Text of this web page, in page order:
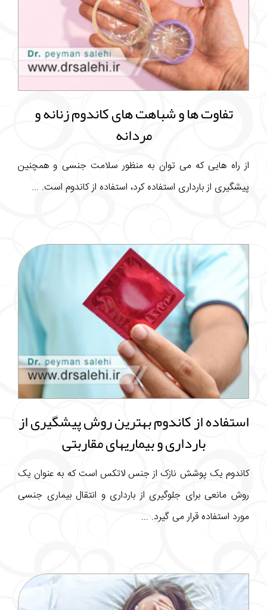
تفاوت ها و شباهت های کاندوم زنانه و
مردانه
از راه هایی که می توان به منظور سلامت جنسی و همچنین
پیشگیری از بارداری استفاده کرد، استفاده از کاندوم است. ...
استفاده از کاندوم بهترین روش پیشگیری از
بارداری و بیماریهای مقاربتی
کاندوم یک پوشش نازک از جنس لاتکس است که به عنوان یک
روش مانعی برای جلوگیری از بارداری و انتقال بیماری جنسی
مورد استفاده قرار می گیرد. ...